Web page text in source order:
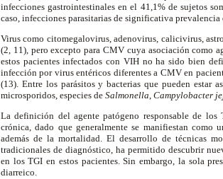
infecciones gastrointestinales en el 41,1% de sujetos
caso, infecciones parasitarias de significativa
Virus como citomegalovirus, adenovirus, calicivirus,
(2, 11), pero excepto para CMV cuya asociación como
estos pacientes infectados con VIH no ha sido bien
infección por virus entéricos diferentes a CMV en
(13). Entre los parásitos y bacterias que pueden estar
microsporidos, especies de Salmonella Campylobacter
La definición del agente patógeno responsable de
crónica, dado que generalmente se manifiestan
además de la mortalidad. El desarrollo de técnicas
tradicionales de diagnóstico, ha permitido descubrir
en los TGI en estos pacientes. Sin embargo, la sola
diarreico.